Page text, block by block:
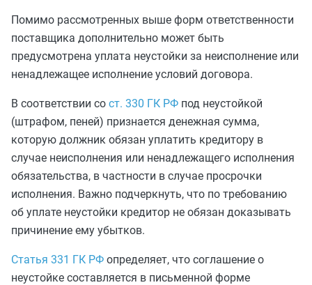
Помимо рассмотренных выше форм ответственности
поставщика дополнительно может быть
предусмотрена уплата неустойки за неисполнение или
ненадлежащее исполнение условий договора.
В соответствии со ст. 330 ГК РФ под неустойкой
(штрафом, пеней) признается денежная сумма,
которую должник обязан уплатить кредитору в
случае неисполнения или ненадлежащего исполнения
обязательства, в частности в случае просрочки
исполнения. Важно подчеркнуть, что по требованию
об уплате неустойки кредитор не обязан доказывать
причинение ему убытков.
Статья 331 ГК РФ определяет, что соглашение о
неустойке составляется в письменной форме